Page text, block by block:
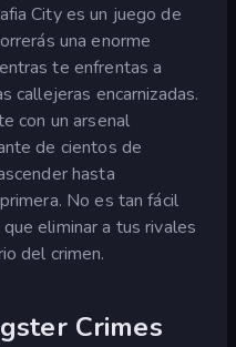
City es un juego de
una enorme
te enfrentas a
callejeras encarnizadas.
con un arsenal
de cientos de
hasta
No es tan fácil
eliminar a tus rivales
del crimen.
Crimes